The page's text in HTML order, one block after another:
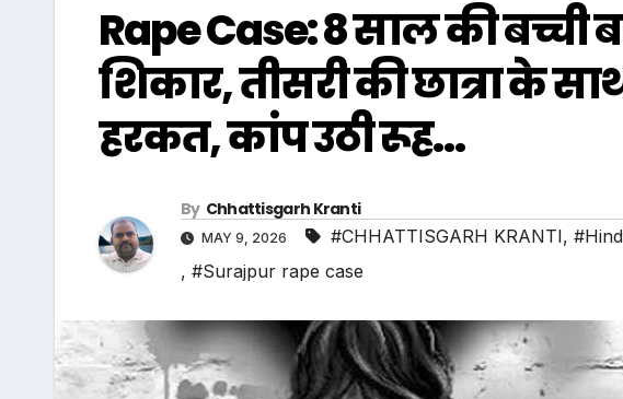
Rape Case: 8 साल की बच्ची
शिकार, तीसरी की छात्रा के
हरकत, कांप उठी रूह…
By Chhattisgarh Kranti
MAY 9, 2026 #CHHATTISGARH KRANTI,
, #Surajpur rape case